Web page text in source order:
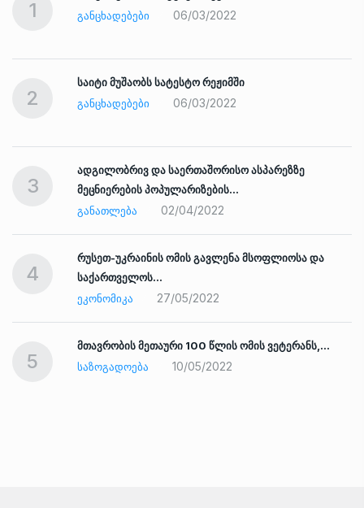
1
ᲒᲐᲜᲪᲮᲐᲓᲔᲑᲔᲑᲘ
06/03/2022
2
საიტი მუშაობს სატესტო რეჟიმში
ᲒᲐᲜᲪᲮᲐᲓᲔᲑᲔᲑᲘ
06/03/2022
3
ადგილობრივ და საერთაშორისო ასპარეზზე
მეცნიერების პოპულარიზების…
ᲒᲐᲜᲐᲗᲚᲔᲑᲐ
02/04/2022
4
რუსეთ-უკრაინის ომის გავლენა მსოფლიოსა და
საქართველოს…
ᲔᲙᲝᲜᲝᲛᲘᲙᲐ
27/05/2022
5
მთავრობის მეთაური 100 წლის ომის ვეტერანს,…
ᲡᲐᲖᲝᲒᲐᲓᲝᲔᲑᲐ
10/05/2022